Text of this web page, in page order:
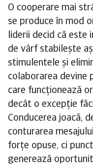
O cooperare mai
se produce în mod
liderii decid că este
de vârf stabilește
stimulentele și
colaborarea devine
care funcționează
decât o excepție
Conducerea joacă,
conturarea
forțe opuse, ci
generează